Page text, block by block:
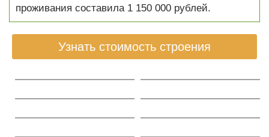
проживания составила 1 150 000 рублей.
Узнать стоимость строения